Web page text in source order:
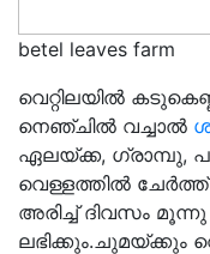
betel leaves farm
വെറ്റിലയിൽ
നെഞ്ചിൽ വച്ചാൽ
ഏലയ്ക്ക, ഗ്രാമ്പു,
വെള്ളത്തിൽ ചേർത്ത്
അരിച്ച് ദിവസം
ലഭിക്കും.ചുമയ്ക്കും